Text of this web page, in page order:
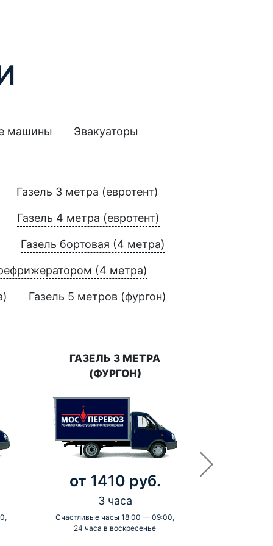
машины Эвакуаторы
Газель 3 метра (евротент)
Газель 4 метра (евротент)
Газель бортовая (4 метра)
(4 метра)
Газель 5 метров (фургон)
ГАЗЕЛЬ 3 МЕТРА
(ФУРГОН)
от 1410 руб.
3 часа
Счастливые часы 18:00 — 09:00,
24 часа в воскресенье
-